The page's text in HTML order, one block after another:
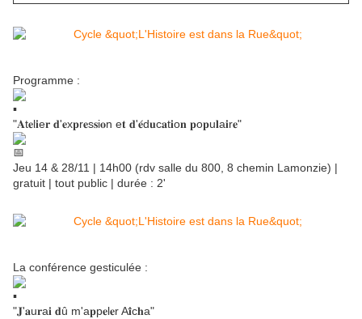
Programme :
"𝐀t𝐞l𝐢e𝐫 𝐝'𝐞x𝐩r𝐞s𝐬i𝐨n e𝐭 𝐝'𝐞́d𝐮c𝐚t𝐢o𝐧 𝐩o𝐩u𝐥a𝐢r𝐞"
Jeu 14 & 28/11 | 14h00 (rdv salle du 800, 8 chemin Lamonzie) |
gratuit | tout public | durée : 2'
La conférence gesticulée :
"𝐉'𝐚u𝐫a𝐢 𝐝û m'a𝐩p𝐞l𝐞r A𝐢̈c𝐡a"